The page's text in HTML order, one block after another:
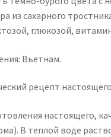
из сахарного
глюкозой,
Вьетнам.
рецепт
настоящего,
В теплой воде